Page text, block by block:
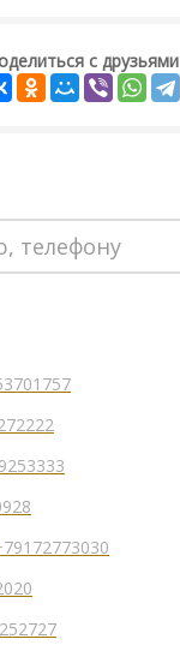
с друзьями